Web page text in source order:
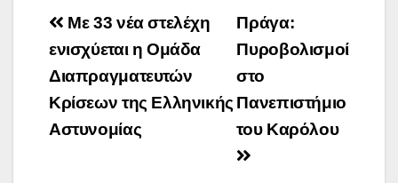
Post
navigation
Πράγα:
Πυροβολισμοί
στο
Πανεπιστήμιο
του Καρόλου
Με 33 νέα στελέχη
ενισχύεται η Ομάδα
Διαπραγματευτών
Κρίσεων της Ελληνικής
Αστυνομίας